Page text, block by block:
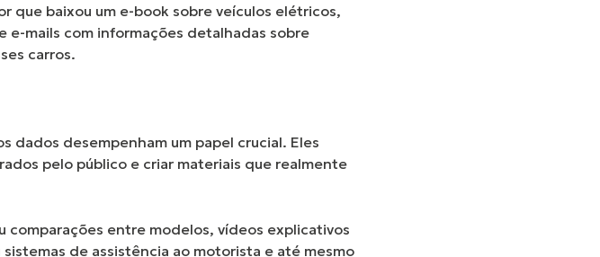
que baixou um e-book sobre veículos elétricos,
e-mails com informações detalhadas sobre
carros.
dados desempenham um papel crucial. Eles
pelo público e criar materiais que realmente
comparações entre modelos, vídeos explicativos
de assistência ao motorista e até mesmo